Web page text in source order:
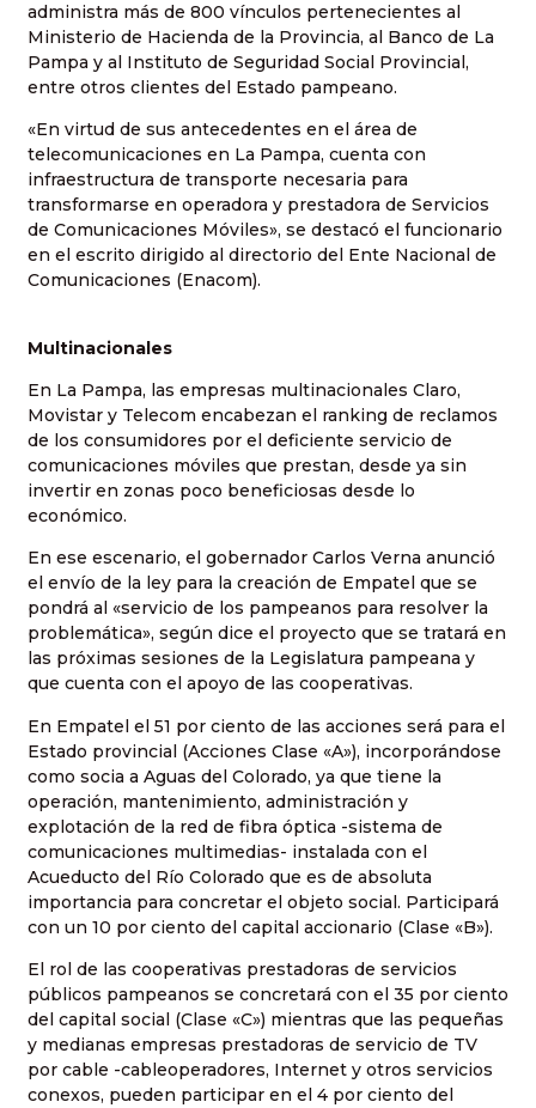
administra más de 800 vínculos pertenecientes al
Ministerio de Hacienda de la Provincia, al Banco de La
Pampa y al Instituto de Seguridad Social Provincial,
entre otros clientes del Estado pampeano.
«En virtud de sus antecedentes en el área de
telecomunicaciones en La Pampa, cuenta con
infraestructura de transporte necesaria para
transformarse en operadora y prestadora de Servicios
de Comunicaciones Móviles», se destacó el funcionario
en el escrito dirigido al directorio del Ente Nacional de
Comunicaciones (Enacom).
Multinacionales
En La Pampa, las empresas multinacionales Claro,
Movistar y Telecom encabezan el ranking de reclamos
de los consumidores por el deficiente servicio de
comunicaciones móviles que prestan, desde ya sin
invertir en zonas poco beneficiosas desde lo
económico.
En ese escenario, el gobernador Carlos Verna anunció
el envío de la ley para la creación de Empatel que se
pondrá al «servicio de los pampeanos para resolver la
problemática», según dice el proyecto que se tratará en
las próximas sesiones de la Legislatura pampeana y
que cuenta con el apoyo de las cooperativas.
En Empatel el 51 por ciento de las acciones será para el
Estado provincial (Acciones Clase «A»), incorporándose
como socia a Aguas del Colorado, ya que tiene la
operación, mantenimiento, administración y
explotación de la red de fibra óptica -sistema de
comunicaciones multimedias- instalada con el
Acueducto del Río Colorado que es de absoluta
importancia para concretar el objeto social. Participará
con un 10 por ciento del capital accionario (Clase «B»).
El rol de las cooperativas prestadoras de servicios
públicos pampeanos se concretará con el 35 por ciento
del capital social (Clase «C») mientras que las pequeñas
y medianas empresas prestadoras de servicio de TV
por cable -cableoperadores, Internet y otros servicios
conexos, pueden participar en el 4 por ciento del